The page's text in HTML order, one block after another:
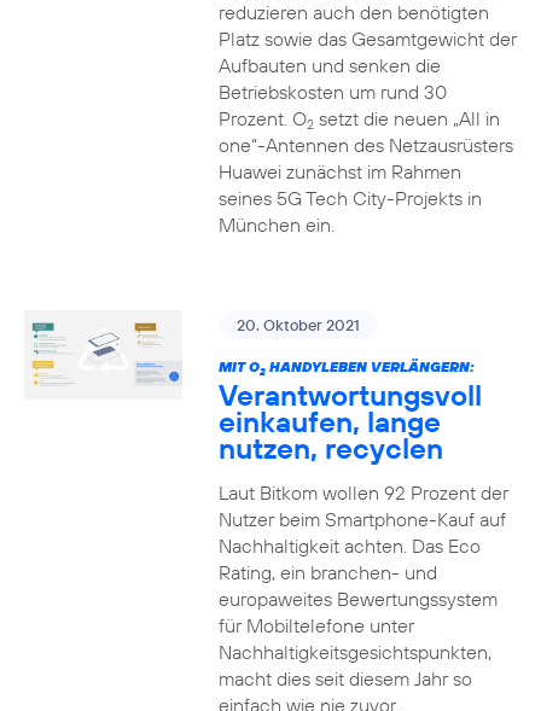
reduzieren auch den benötigten
Platz sowie das Gesamtgewicht der
Aufbauten und senken die
Betriebskosten um rund 30
Prozent. O2setzt die neuen „All in
one“-Antennen des Netzausrüsters
Huawei zunächst im Rahmen
seines 5G Tech City-Projekts in
München ein.
20. Oktober 2021
MIT O2HANDYLEBEN VERLÄNGERN:
Verantwortungsvoll
einkaufen, lange
nutzen, recyclen
Laut Bitkom wollen 92 Prozent der
Nutzer beim Smartphone-Kauf auf
Nachhaltigkeit achten. Das Eco
Rating, ein branchen- und
europaweites Bewertungssystem
für Mobiltelefone unter
Nachhaltigkeitsgesichtspunkten,
macht dies seit diesem Jahr so
einfach wie nie zuvor.